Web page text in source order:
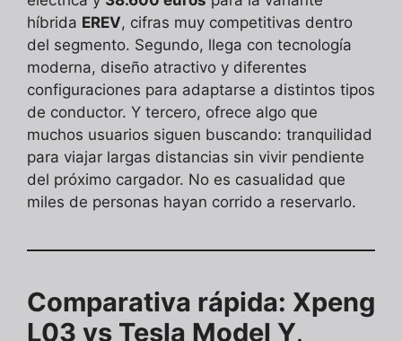
híbrida EREV, cifras muy competitivas dentro
del segmento. Segundo, llega con tecnología
moderna, diseño atractivo y diferentes
configuraciones para adaptarse a distintos tipos
de conductor. Y tercero, ofrece algo que
muchos usuarios siguen buscando: tranquilidad
para viajar largas distancias sin vivir pendiente
del próximo cargador. No es casualidad que
miles de personas hayan corrido a reservarlo.
Comparativa rápida: Xpeng
L03 vs Tesla Model Y.